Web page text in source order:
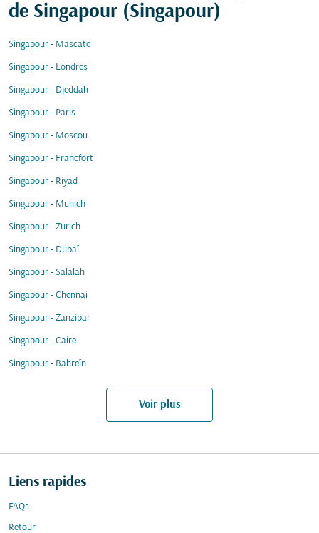
de Singapour (Singapour)
Singapour - Mascate
Singapour - Londres
Singapour - Djeddah
Singapour - Paris
Singapour - Moscou
Singapour - Francfort
Singapour - Riyad
Singapour - Munich
Singapour - Zurich
Singapour - Dubaï
Singapour - Salalah
Singapour - Chennai
Singapour - Zanzíbar
Singapour - Caire
Singapour - Bahreïn
Voir plus
Liens rapides
FAQs
Retour